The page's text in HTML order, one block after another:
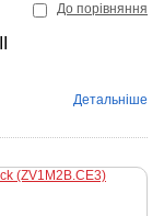
До порівняння
Детальніше